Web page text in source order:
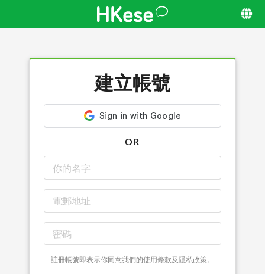
建立帳號
OR
註冊帳號即表示你同意我們的使用條款及隱私政策。